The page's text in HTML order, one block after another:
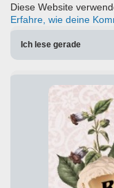
Diese Website
Erfahre, wie deine
Ich lese gerade